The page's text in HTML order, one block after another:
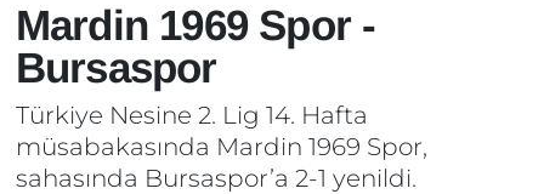
Mardin 1969 Spor -
Bursaspor
Türkiye Nesine 2. Lig 14. Hafta
müsabakasında Mardin 1969 Spor,
sahasında Bursaspor’a 2-1 yenildi.